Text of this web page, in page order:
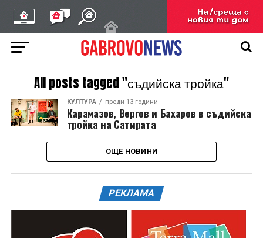
All posts tagged "съдийска тройка"
КУЛТУРА преди 13 години
Карамазов, Вергов и Бахаров в съдийска
тройка на Сатирата
ОЩЕ НОВИНИ
РЕКЛАМА